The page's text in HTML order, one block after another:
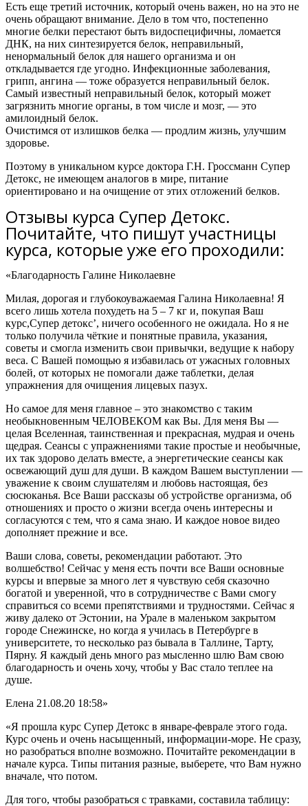
Есть еще третий источник, который очень важен, но на это не
очень обращают внимание. Дело в том что, постепенно
многие белки перестают быть видоспецифичны, ломается
ДНК, на них синтезируется белок, неправильный,
ненормальный белок для нашего организма и он
откладывается где угодно. Инфекционные заболевания,
грипп, ангина — тоже образуется неправильный белок.
Самый известный неправильный белок, который может
загрязнить многие органы, в том числе и мозг, — это
амилоидный белок.
Очистимся от излишков белка — продлим жизнь, улучшим
здоровье.
Поэтому в уникальном курсе доктора Г.Н. Гроссманн Супер
Детокс, не имеющем аналогов в мире, питание
ориентировано и на очищение от этих отложений белков.
Отзывы курса Супер Детокс.
Почитайте, что пишут участницы
курса, которые уже его проходили:
«Благодарность Галине Николаевне
Милая, дорогая и глубокоуважаемая Галина Николаевна! Я
всего лишь хотела похудеть на 5 – 7 кг и, покупая Ваш
курс,Супер детокс’, ничего особенного не ожидала. Но я не
только получила чёткие и понятные правила, указания,
советы и смогла изменить свои привычки, ведущие к набору
веса. С Вашей помощью я избавилась от ужасных головных
болей, от которых не помогали даже таблетки, делая
упражнения для очищения лицевых пазух.
Но самое для меня главное – это знакомство с таким
необыкновенным ЧЕЛОВЕКОМ как Вы. Для меня Вы —
целая Вселенная, таинственная и прекрасная, мудрая и очень
щедрая. Сеансы с упражнениями такие простые и необычные,
их так здорово делать вместе, а энергетические сеансы как
освежающий душ для души. В каждом Вашем выступлении —
уважение к своим слушателям и любовь настоящая, без
сюсюканья. Все Ваши рассказы об устройстве организма, об
отношениях и просто о жизни всегда очень интересны и
согласуются с тем, что я сама знаю. И каждое новое видео
дополняет прежние и все.
Ваши слова, советы, рекомендации работают. Это
волшебство! Сейчас у меня есть почти все Ваши основные
курсы и впервые за много лет я чувствую себя сказочно
богатой и уверенной, что в сотрудничестве с Вами смогу
справиться со всеми препятствиями и трудностями. Сейчас я
живу далеко от Эстонии, на Урале в маленьком закрытом
городе Снежинске, но когда я училась в Петербурге в
университете, то несколько раз бывала в Таллине, Тарту,
Пярну. Я каждый день много раз мысленно шлю Вам свою
благодарность и очень хочу, чтобы у Вас стало теплее на
душе.
Елена 21.08.20 18:58»
«Я прошла курс Супер Детокс в январе-феврале этого года.
Курс очень и очень насыщенный, информации-море. Не сразу,
но разобраться вполне возможно. Почитайте рекомендации в
начале курса. Типы питания разные, выберете, что Вам нужно
вначале, что потом.
Для того, чтобы разобраться с травками, составила таблицу: